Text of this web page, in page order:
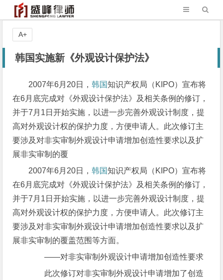
韩国实施新《外观设计保护法》
2007年6月20日，韩国知识产权局（KIPO）宣布将
在6月底完成对《外观设计保护法》及相关条例的修订，
并于7月1日开始实施，以进一步完善外观设计制度，提
高对外观设计权的保护力度，方便申请人。此次修订主
要涉及对非实审制外观设计申请增加创造性要求以及扩
展非实审制的覆
2007年6月20日，韩国知识产权局（KIPO）宣布将
在6月底完成对《外观设计保护法》及相关条例的修订，
并于7月1日开始实施，以进一步完善外观设计制度，提
高对外观设计权的保护力度，方便申请人。此次修订主
要涉及对非实审制外观设计申请增加创造性要求以及扩
展非实审制的覆盖范围等方面。
——对非实审制外观设计申请增加创造性要求
此次修订对非实审制外观设计申请增加了创造
A+